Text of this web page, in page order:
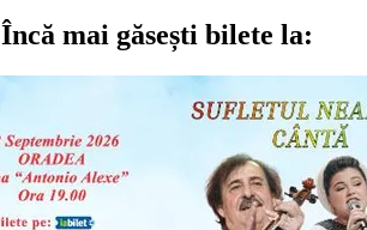
Încă mai găsești bilete la: